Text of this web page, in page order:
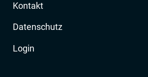
Kontakt
Datenschutz
Login